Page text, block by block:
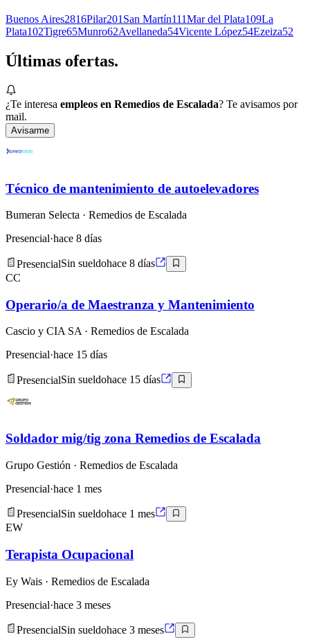
Buenos Aires2816Pilar201 San Martín111Mar del Plata109La
Plata102Tigre65Munro62Avellaneda54Vicente López54Ezeiza52
Últimas ofertas.
¿Te interesa empleos en Remedios de Escalada? Te avisamos por
mail.
Avisarme
Técnico de mantenimiento de autoelevadores
Bumeran Selecta · Remedios de Escalada
Presencial·hace 8 días
PresencialSin sueldohace 8 días
CC
Operario/a de Maestranza y Mantenimiento
Cascio y CIA SA · Remedios de Escalada
Presencial·hace 15 días
PresencialSin sueldohace 15 días
Soldador mig/tig zona Remedios de Escalada
Grupo Gestión · Remedios de Escalada
Presencial·hace 1 mes
PresencialSin sueldohace 1 mes
EW
Terapista Ocupacional
Ey Wais · Remedios de Escalada
Presencial·hace 3 meses
PresencialSin sueldohace 3 meses